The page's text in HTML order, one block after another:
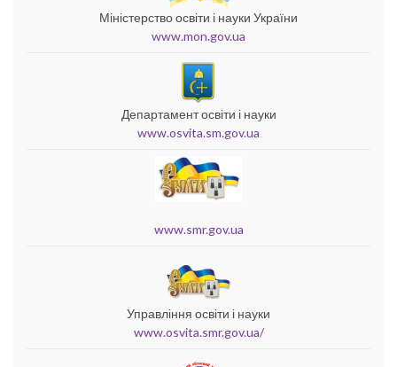
Міністерство освіти і науки України
www.mon.gov.ua
Департамент освіти і науки
www.osvita.sm.gov.ua
www.smr.gov.ua
Управління освіти і науки
www.osvita.smr.gov.ua/